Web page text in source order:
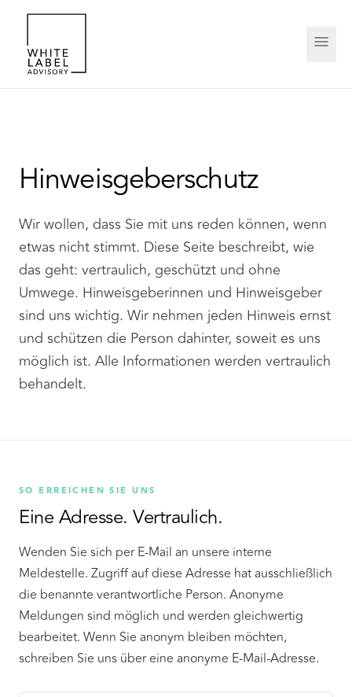
Hinweisgeberschutz
Wir wollen, dass Sie mit uns reden können, wenn
etwas nicht stimmt. Diese Seite beschreibt, wie
das geht: vertraulich, geschützt und ohne
Umwege. Hinweisgeberinnen und Hinweisgeber
sind uns wichtig. Wir nehmen jeden Hinweis ernst
und schützen die Person dahinter, soweit es uns
möglich ist. Alle Informationen werden vertraulich
behandelt.
SO ERREICHEN SIE UNS
Eine Adresse. Vertraulich.
Wenden Sie sich per E-Mail an unsere interne
Meldestelle. Zugriff auf diese Adresse hat ausschließlich
die benannte verantwortliche Person. Anonyme
Meldungen sind möglich und werden gleichwertig
bearbeitet. Wenn Sie anonym bleiben möchten,
schreiben Sie uns über eine anonyme E-Mail-Adresse.